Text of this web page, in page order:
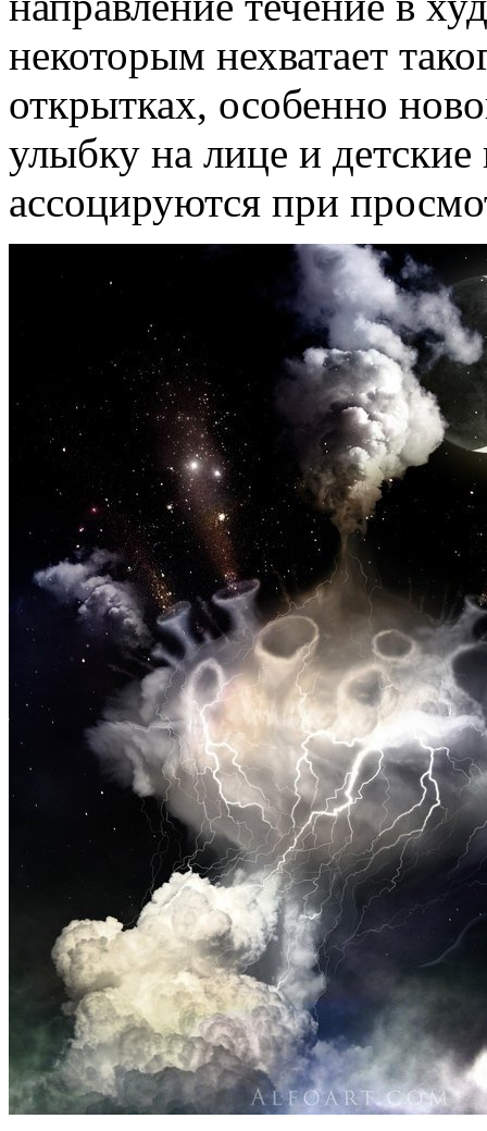
некоторым нехватает
открытках, особенно
улыбку на лице и
ассоцируются при